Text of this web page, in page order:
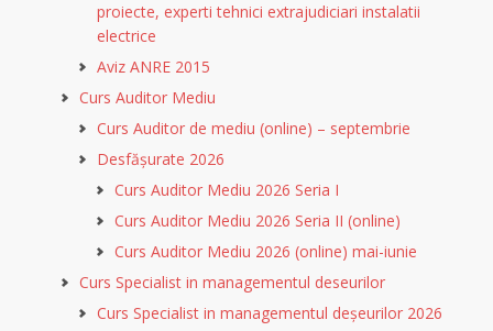
proiecte, experti tehnici extrajudiciari instalatii
electrice
Aviz ANRE 2015
Curs Auditor Mediu
Curs Auditor de mediu (online) – septembrie
Desfășurate 2026
Curs Auditor Mediu 2026 Seria I
Curs Auditor Mediu 2026 Seria II (online)
Curs Auditor Mediu 2026 (online) mai-iunie
Curs Specialist in managementul deseurilor
Curs Specialist in managementul deșeurilor 2026